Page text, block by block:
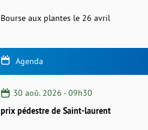
Bourse aux plantes le 26 avril
Agenda
30 aoû. 2026 - 09h30
prix pédestre de Saint-laurent